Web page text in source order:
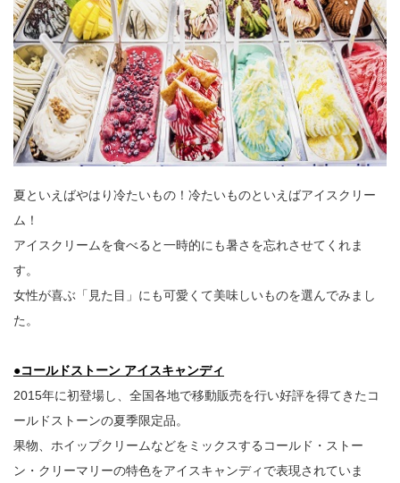
夏といえばやはり冷たいもの！冷たいものといえばアイスクリー
ム！
アイスクリームを食べると一時的にも暑さを忘れさせてくれま
す。
女性が喜ぶ「見た目」にも可愛くて美味しいものを選んでみまし
た。
●コールドストーン アイスキャンディ
2015年に初登場し、全国各地で移動販売を行い好評を得てきたコ
ールドストーンの夏季限定品。
果物、ホイップクリームなどをミックスするコールド・ストー
ン・クリーマリーの特色をアイスキャンディで表現されていま